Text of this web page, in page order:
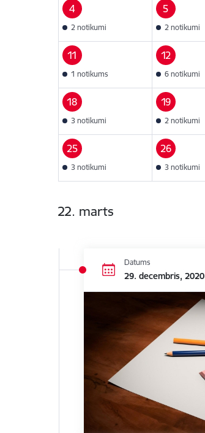
4
2 notikumi
5
2 notikumi
11
1 notikums
12
6 notikumi
18
3 notikumi
19
2 notikumi
25
3 notikumi
26
3 notikumi
22. marts
Datums
29. decembris, 2020